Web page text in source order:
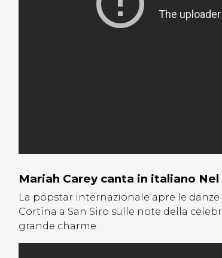
Mariah Carey canta in italiano
La popstar internazionale apre le
Cortina a San Siro sulle note della
grande charme.